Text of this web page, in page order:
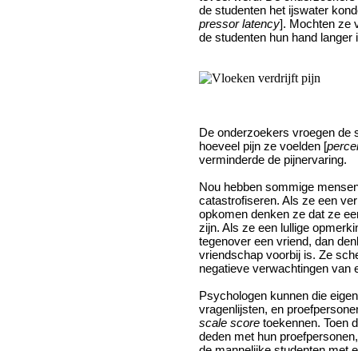
de studenten het ijswater
pressor latency]. Mochten ze
de studenten hun hand langer
De onderzoekers vroegen de
hoeveel pijn ze voelden [
verminderde de pijnervaring.
Nou hebben sommige
catastrofiseren. Als ze een
opkomen denken ze dat ze
zijn. Als ze een lullige
tegenover een vriend, dan
vriendschap voorbij is. Ze
negatieve verwachtingen van
Psychologen kunnen die
vragenlijsten, en
scale score toekennen. Toen
deden met hun